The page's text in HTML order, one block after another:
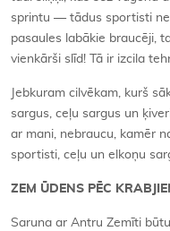
sprintu — tādus sportisti ne
pasaules labākie braucēji,
vienkārši slīd! Tā ir izcila
Jebkuram cilvēkam, kurš
sargus, ceļu sargus un
ar mani, nebraucu, kamēr
sportisti, ceļu un elkoņu
ZEM ŪDENS PĒC
Saruna ar Antru Zemīti